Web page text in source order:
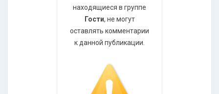
находящиеся в группе
Гости, не могут
оставлять комментарии
к данной публикации.